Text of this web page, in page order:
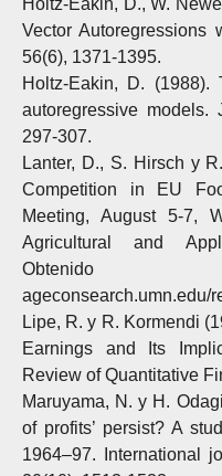
Holtz-Eakin, D., W.
Vector Autoregressions
56(6), 1371-1395.
Holtz-Eakin, D. (1988).
autoregressive models.
297-307.
Lanter, D., S. Hirsch y
Competition in EU
Meeting, August 5-7,
Agricultural and
ageconsearch.umn.edu/
Lipe, R. y R. Kormendi
Earnings and Its
Review of Quantitative
Maruyama, N. y H.
of profits’ persist? A
1964–97. International